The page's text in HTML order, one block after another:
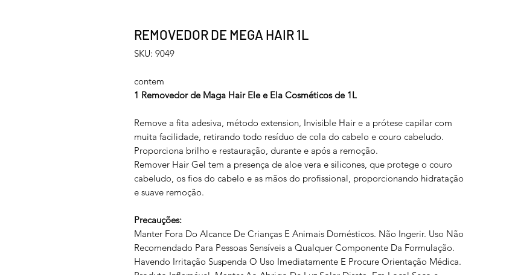
REMOVEDOR DE MEGA HAIR 1L
SKU: 9049
contem
1 Removedor de Maga Hair Ele e Ela Cosméticos de 1L
Remove a fita adesiva, método extension, Invisible Hair e a prótese capilar com
muita facilidade, retirando todo resíduo de cola do cabelo e couro cabeludo.
Proporciona brilho e restauração, durante e após a remoção.
Remover Hair Gel tem a presença de aloe vera e silicones, que protege o couro
cabeludo, os fios do cabelo e as mãos do profissional, proporcionando hidratação
e suave remoção.
Precauções:
Manter Fora Do Alcance De Crianças E Animais Domésticos. Não Ingerir. Uso Não
Recomendado Para Pessoas Sensíveis a Qualquer Componente Da Formulação.
Havendo Irritação Suspenda O Uso Imediatamente E Procure Orientação Médica.